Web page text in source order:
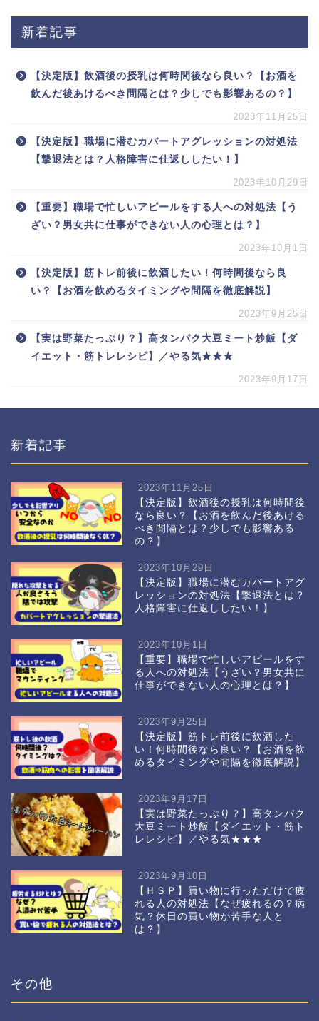
新着記事
【決定版】飲酒後の授乳は何時間後なら良い？【お酒を
飲んだ後あけるべき間隔とは？少しでも影響あるの？】
2023年11月25日
【決定版】職場に潜むカバートアグレッションの対処法
【撃退法とは？人格障害に仕返ししたい！】
2023年10月29日
【重要】職場で忙しいアピールをする人への対処法【う
ざい？男女共に仕事ができない人の心理とは？】
2023年10月1日
【決定版】筋トレ前後に飲酒したい！何時間後なら良
い？【お酒を飲めるタイミングや間隔を徹底解説】
2023年9月25日
【実は野菜たっぷり？】高タンパク大豆ミート炒飯【ダ
イエット・筋トレレシピ】／やる気★★★
2023年9月17日
新着記事
2023年11月25日
【決定版】飲酒後の授乳は何時間後
なら良い？【お酒を飲んだ後あける
べき間隔とは？少しでも影響ある
の？】
2023年10月29日
【決定版】職場に潜むカバートアグ
レッションの対処法【撃退法とは？
人格障害に仕返ししたい！】
2023年10月1日
【重要】職場で忙しいアピールをす
る人への対処法【うざい？男女共に
仕事ができない人の心理とは？】
2023年9月25日
【決定版】筋トレ前後に飲酒した
い！何時間後なら良い？【お酒を飲
めるタイミングや間隔を徹底解説】
2023年9月17日
【実は野菜たっぷり？】高タンパク
大豆ミート炒飯【ダイエット・筋ト
レレシピ】／やる気★★★
2023年9月10日
【ＨＳＰ】買い物に行っただけで疲
れる人の対処法【なぜ疲れるの？病
気？休日の買い物が苦手な人と
は？】
その他